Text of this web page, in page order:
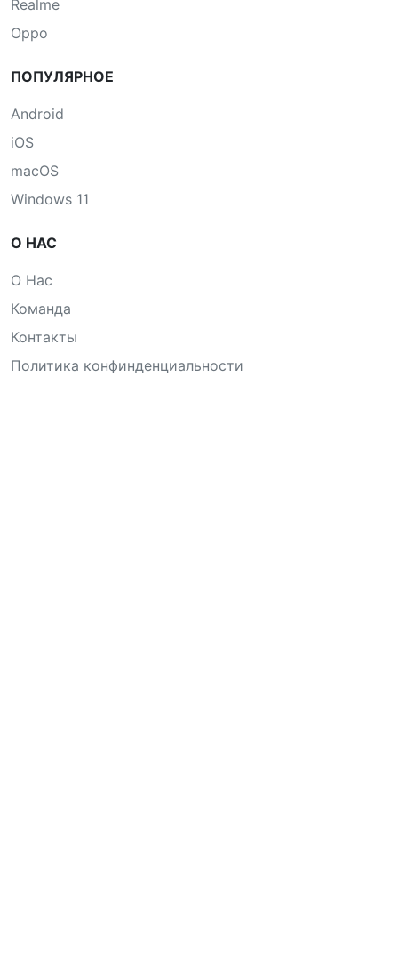
Realme
Oppo
ПОПУЛЯРНОЕ
Android
iOS
macOS
Windows 11
О НАС
О Нас
Команда
Контакты
Политика конфинденциальности